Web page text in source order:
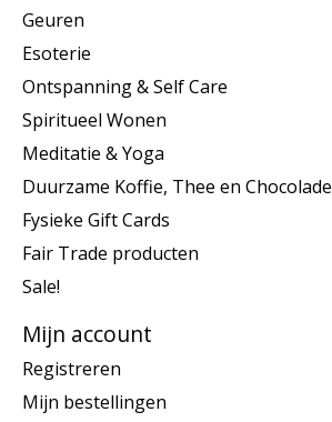
Geuren
Esoterie
Ontspanning & Self Care
Spiritueel Wonen
Meditatie & Yoga
Duurzame Koffie, Thee en Chocolade
Fysieke Gift Cards
Fair Trade producten
Sale!
Mijn account
Registreren
Mijn bestellingen